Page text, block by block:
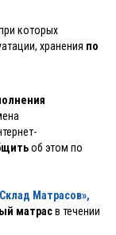
которых
хранения по
об этом по
Матрасов»,
матрасв течении